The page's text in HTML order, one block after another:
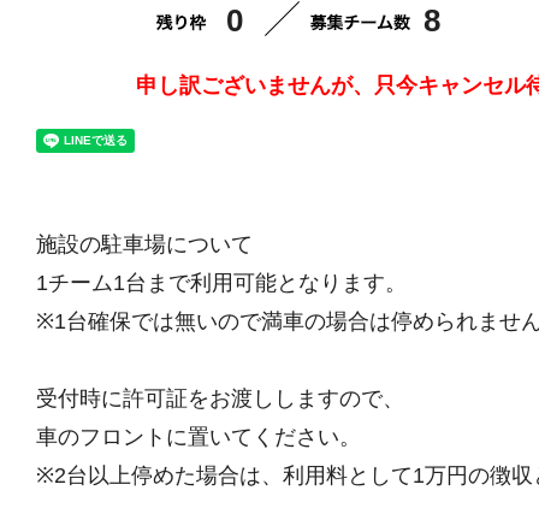
0 8
申し訳ございませんが、只今キャンセル
施設の駐車場について
1チーム1台まで利用可能となります。
※1台確保では無いので満車の場合は停められませ
受付時に許可証をお渡ししますので、
車のフロントに置いてください。
※2台以上停めた場合は、利用料として1万円の徴収